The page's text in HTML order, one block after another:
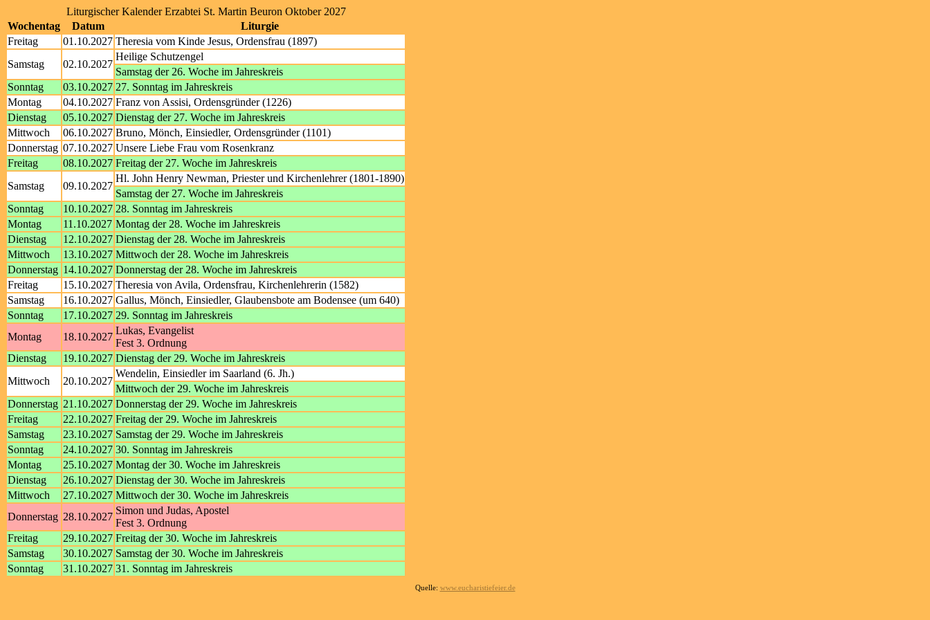
Liturgischer Kalender Erzabtei St. Martin Beuron Oktober 2027
Wochentag
Datum
Liturgie
Freitag
01.10.2027 Theresia vom Kinde Jesus, Ordensfrau (1897)
Samstag
02.10.2027
Heilige Schutzengel
Samstag der 26. Woche im Jahreskreis
Sonntag
03.10.2027 27. Sonntag im Jahreskreis
Montag
04.10.2027 Franz von Assisi, Ordensgründer (1226)
Dienstag
05.10.2027 Dienstag der 27. Woche im Jahreskreis
Mittwoch
06.10.2027 Bruno, Mönch, Einsiedler, Ordensgründer (1101)
Donnerstag 07.10.2027 Unsere Liebe Frau vom Rosenkranz
Freitag
08.10.2027 Freitag der 27. Woche im Jahreskreis
Samstag
09.10.2027
Hl. John Henry Newman, Priester und Kirchenlehrer (1801-1890)
Samstag der 27. Woche im Jahreskreis
Sonntag
10.10.2027 28. Sonntag im Jahreskreis
Montag
11.10.2027 Montag der 28. Woche im Jahreskreis
Dienstag
12.10.2027 Dienstag der 28. Woche im Jahreskreis
Mittwoch
13.10.2027 Mittwoch der 28. Woche im Jahreskreis
Donnerstag 14.10.2027 Donnerstag der 28. Woche im Jahreskreis
Freitag
15.10.2027 Theresia von Avila, Ordensfrau, Kirchenlehrerin (1582)
Samstag
16.10.2027 Gallus, Mönch, Einsiedler, Glaubensbote am Bodensee (um 640)
Sonntag
17.10.2027 29. Sonntag im Jahreskreis
Montag
18.10.2027
Lukas, Evangelist
Fest 3. Ordnung
Dienstag
19.10.2027 Dienstag der 29. Woche im Jahreskreis
Mittwoch
20.10.2027
Wendelin, Einsiedler im Saarland (6. Jh.)
Mittwoch der 29. Woche im Jahreskreis
Donnerstag 21.10.2027 Donnerstag der 29. Woche im Jahreskreis
Freitag
22.10.2027 Freitag der 29. Woche im Jahreskreis
Samstag
23.10.2027 Samstag der 29. Woche im Jahreskreis
Sonntag
24.10.2027 30. Sonntag im Jahreskreis
Montag
25.10.2027 Montag der 30. Woche im Jahreskreis
Dienstag
26.10.2027 Dienstag der 30. Woche im Jahreskreis
Mittwoch
27.10.2027 Mittwoch der 30. Woche im Jahreskreis
Donnerstag 28.10.2027
Simon und Judas, Apostel
Fest 3. Ordnung
Freitag
29.10.2027 Freitag der 30. Woche im Jahreskreis
Samstag
30.10.2027 Samstag der 30. Woche im Jahreskreis
Sonntag
31.10.2027 31. Sonntag im Jahreskreis
Quelle: www.eucharistiefeier.de